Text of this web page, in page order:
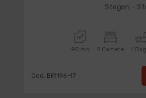
Stegen -
90 mq 2 Camere 1
Cod. BK1196-17